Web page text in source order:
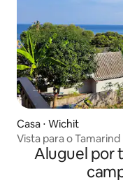
Casa ⋅ Wichit
Vista para o Tamarind
Aluguel por